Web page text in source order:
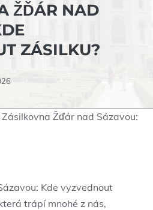
ŽĎÁR NAD
ZÁSILKU?
Zásilkovna Žďár nad Sázavou:
Kde vyzvednout
trápí mnohé z nás,